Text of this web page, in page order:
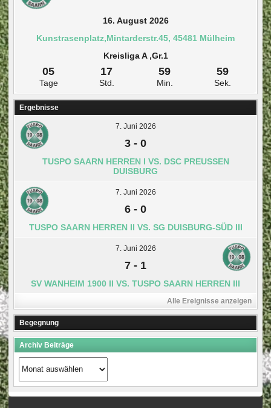
16. August 2026
Kunstrasenplatz,Mintarderstr.45, 45481 Mülheim
Kreisliga A ,Gr.1
05
Tage
17
Std.
59
Min.
58
Sek.
Ergebnisse
7. Juni 2026
3 - 0
TUSPO SAARN HERREN I VS. DSC PREUSSEN D
UISBURG
7. Juni 2026
6 - 0
TUSPO SAARN HERREN II VS. SG DUISBURG-SÜD III
7. Juni 2026
7 - 1
SV WANHEIM 1900 II VS. TUSPO SAARN HERREN III
Alle Ereignisse anzeigen
Begegnung
Archiv Beiträge
Archiv
Beiträge